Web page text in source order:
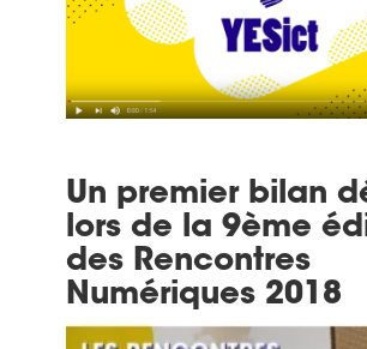
Un premier bilan
lors de la 9ème
des Rencontres
Numériques 2018